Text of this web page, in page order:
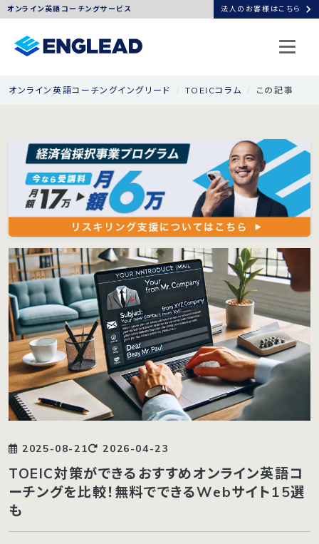
オンライン英語コーチングサービス 法人のお客様はこちら chevron_right
オンライン英語コーチングイングリード TOEICコラム この記事
2025-08-21 2026-04-23
TOEIC対策ができるおすすめオンライン英語コ
ーチングを比較！無料でできるWebサイト15選
も